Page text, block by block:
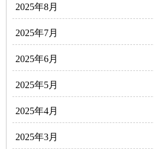
2025年8月
2025年7月
2025年6月
2025年5月
2025年4月
2025年3月